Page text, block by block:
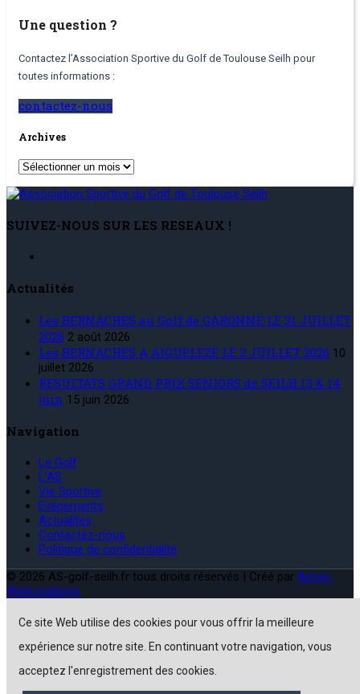
Une question ?
Contactez l’Association Sportive du Golf de Toulouse Seilh pour
toutes informations :
contactez-nous
Archives
Archives
SUIVEZ-NOUS SUR LES RESEAUX !
Actualités
Les BERNACHES au Golf de GARONNE LE 31 JUILLET
2026 2 août 2026
Les BERNACHES A AIGUELEZE LE 2 JUILLET 2026 10
juillet 2026
RESULTATS GRAND PRIX SENIORS de SEILH 13 & 14
juin 15 juin 2026
Navigation
Le Golf
L’AS
Vie Sportive
Evènements
Actualités
Contactez-nous
Politique de confidentialité
© 2026 AS-golf-seilh.fr tous droits réservés | Créé par Acme-
Webcreations
Ce site Web utilise des cookies pour vous offrir la meilleure
expérience sur notre site. En continuant votre navigation, vous
acceptez l'enregistrement des cookies.